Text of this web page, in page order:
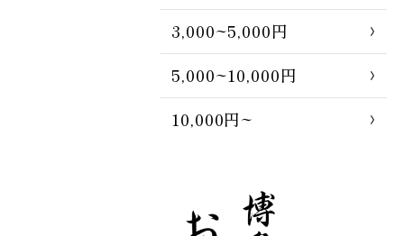
3,000~5,000円
5,000~10,000円
10,000円~